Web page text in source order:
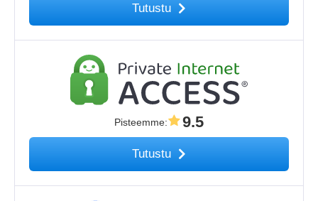
Tutustu
Pisteemme: 9.5
Tutustu